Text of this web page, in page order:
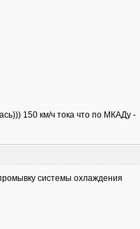
150 км/ч тока что по МКАДу -
системы охлаждения